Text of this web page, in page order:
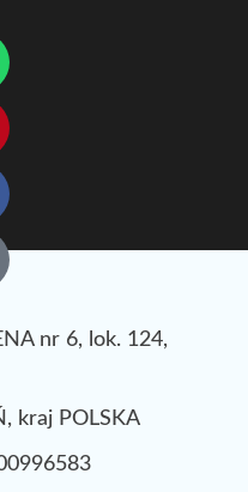
nr 6, lok. 124,
kraj POLSKA